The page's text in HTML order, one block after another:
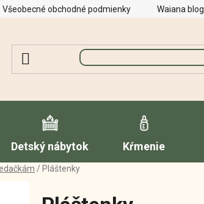
Všeobecné obchodné podmienky Waiana blog
Detský nábytok Kŕmenie
/ Pláštenky